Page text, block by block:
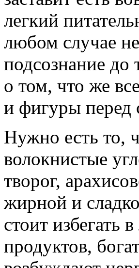
легкий
любом случае
подсознание до
о том, что же
и фигуры перед
Нужно есть то,
волокнистые
творог,
жирной и
стоит избегать
продуктов,